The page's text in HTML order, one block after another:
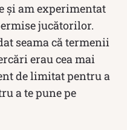
și am experimentat
jucătorilor.
seama că termenii
erau cea mai
de limitat pentru a
a te pune pe